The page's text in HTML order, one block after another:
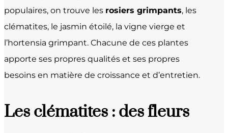
populaires, on trouve les rosiers grimpants, les
clématites, le jasmin étoilé, la vigne vierge et
l’hortensia grimpant. Chacune de ces plantes
apporte ses propres qualités et ses propres
besoins en matière de croissance et d’entretien.
Les clématites : des fleurs